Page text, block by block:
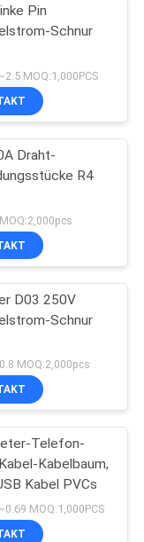
Pin
Schnur
MOQ:1,000PCS
R4
D03 250V
Schnur
MOQ:2,000pcs
Telefon-
Kabelbaum,
Kabel PVCs
MOQ:1,000PCS